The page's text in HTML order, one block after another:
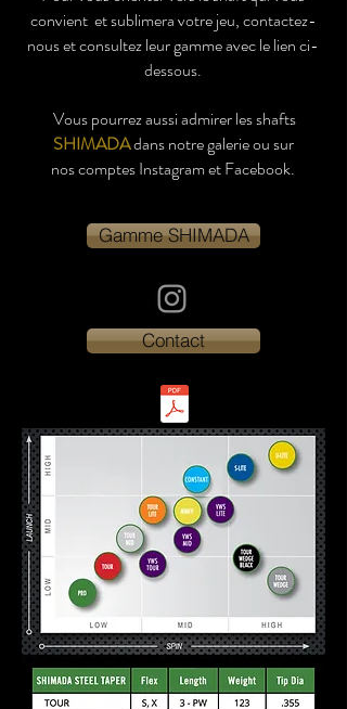
convient et sublimera votre jeu,contactez-
nous et consultez leur gamme avec le lien ci-
dessous.
Vous pourrez aussi admirer les shafts
SHIMADAdans notre galerie ou sur
noscomptes Instagram et Facebook.
Gamme SHIMADA
Contact